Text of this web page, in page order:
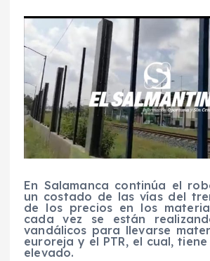
En Salamanca continúa el
un costado de las vías del
de los precios en los
cada vez se están
vandálicos para llevarse
euroreja y el PTR, el cual,
elevado.